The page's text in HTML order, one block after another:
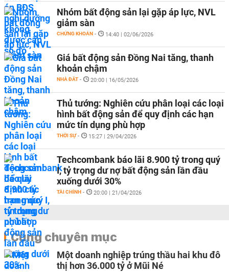
Nhóm bất động sản lại gặp áp lực, NVL
giảm sàn
CHỨNG KHOÁN - 14:40 | 02/06/2026
Giá bất động sản Đồng Nai tăng, thanh
khoản chậm
NHÀ ĐẤT - 20:00 | 16/05/2026
Thủ tướng: Nghiên cứu phân loại các loại
hình bất động sản để quy định các hạn
mức tín dụng phù hợp
THỜI SỰ - 15:27 | 29/04/2026
Techcombank báo lãi 8.900 tỷ trong quý
I, tỷ trọng dư nợ bất động sản lần đầu
xuống dưới 30%
TÀI CHÍNH - 20:00 | 21/04/2026
Cùng chuyên mục
Một doanh nghiệp trúng thầu hai khu đô
thị hơn 36.000 tỷ ở Mũi Né